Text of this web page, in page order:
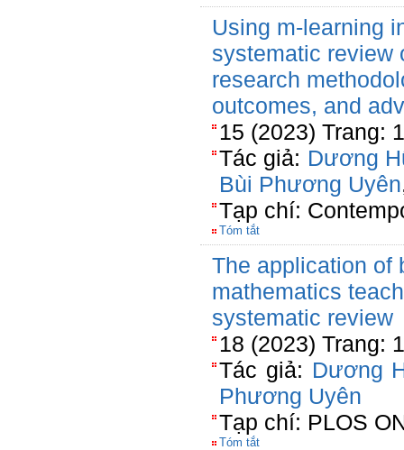
Using m-learning
systematic review
research
outcomes, and
15 (2023) Trang:
Tác giả: Dương
Bùi Phương Uyên
Tạp chí:
Tóm tắt
The application of
mathematics
systematic review
18 (2023) Trang:
Tác giả: Dương
Phương Uyên
Tạp chí: PLOS
Tóm tắt